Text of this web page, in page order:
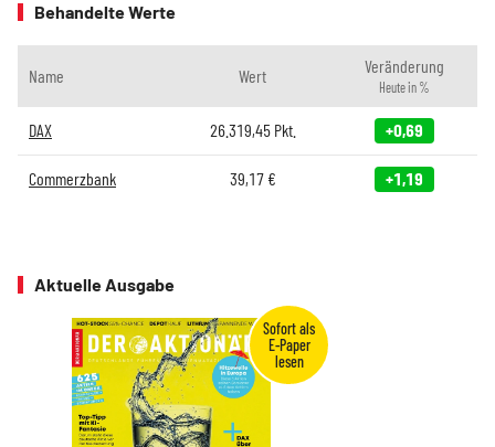
Behandelte Werte
Name Wert Veränderung
Heute in %
DAX 26.319,45Pkt. +0,69
Commerzbank 39,17€ +1,19
Aktuelle Ausgabe